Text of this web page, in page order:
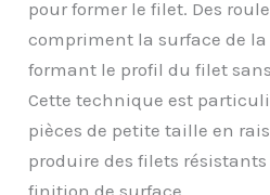
pour former le filet. Des
compriment la surface de la
formant le profil du filet
Cette technique est
pièces de petite taille en
produire des filets
finition de surface.